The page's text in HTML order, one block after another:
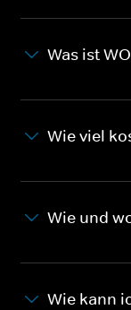
Was ist
Wie viel
Wie und
Wie kann